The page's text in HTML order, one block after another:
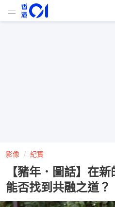
影像 紀實
【豬年．圖話】在
能否找到共融之道？